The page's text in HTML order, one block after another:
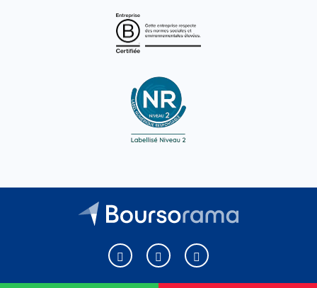
Boursorama sur Facebook
Boursorama sur XBoursorama sur